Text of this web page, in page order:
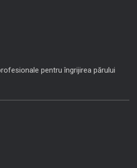
pentru îngrijirea părului